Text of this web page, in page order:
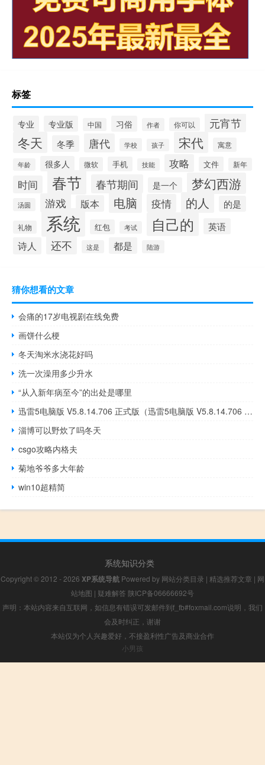
标签
专业 专业版 中国 习俗 作者 你可以 元宵节
冬天 冬季 唐代 学校 孩子 宋代 寓意
年龄 很多人 微软 手机 技能 攻略 文件 新年
时间 春节 春节期间 是一个 梦幻西游
汤圆 游戏 版本 电脑 疫情 的人 的是
礼物 系统 红包 考试 自己的 英语
诗人 还不 这是 都是 陆游
猜你想看的文章
会痛的17岁电视剧在线免费
画饼什么梗
冬天淘米水浇花好吗
洗一次澡用多少升水
“从入新年病至今”的出处是哪里
迅雷5电脑版 V5.8.14.706 正式版（迅雷5电脑版 V5.8.14.706 正式版功能简介）
淄博可以野炊了吗冬天
csgo攻略内格夫
菊地爷爷多大年龄
win10超精简
系统知识分类
Copyright © 2012 - 2026 XP系统导航 Powered by 网站分类目录 | 精选推荐文章 | 网
站地图 | 疑难解答 陕ICP备06666692号
声明：本站内容来自互联网，如信息有错误可发邮件到f_fb#foxmail.com说明，我们
会及时纠正，谢谢
本站仅为个人兴趣爱好，不接盈利性广告及商业合作
小男孩